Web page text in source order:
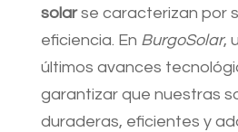
solarse caracterizan por
eficiencia. En BurgoSolar,
últimos avances
garantizar que nuestras
duraderas, eficientes y